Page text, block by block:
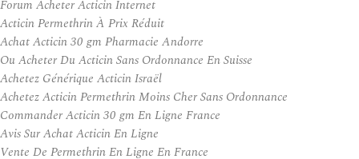
Forum Acheter Acticin Internet
Acticin Permethrin À Prix Réduit
Achat Acticin 30 gm Pharmacie Andorre
Ou Acheter Du Acticin Sans Ordonnance En Suisse
Achetez Générique Acticin Israël
Achetez Acticin Permethrin Moins Cher Sans Ordonnance
Commander Acticin 30 gm En Ligne France
Avis Sur Achat Acticin En Ligne
Vente De Permethrin En Ligne En France